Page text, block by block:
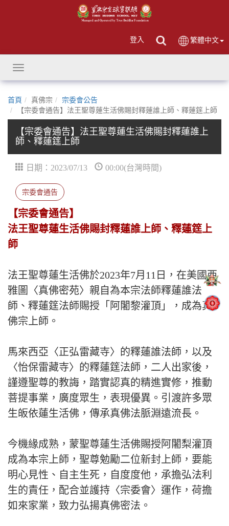
登入 繁體中文
Toggle
navigation
首頁 真佛宗
宗委會公告
【宗委會通告】法王聖尊蓮生活佛賜封釋蓮誰上師、釋蓮筳上師
【宗委會通告】法王聖尊蓮生活佛賜封釋蓮誰上
師、釋蓮筳上師
日期：2023/07/13 00:00(台灣時間)
宗委會通告
【宗委會通告】
法王聖尊蓮生活佛賜封釋蓮誰上師、釋蓮筳上
師
法王聖尊蓮生活佛於2023年7月11日，在美國西
雅圖〈真佛密苑〉親自為本宗法師釋蓮誰法
師、釋蓮筳法師賜授「阿闍黎灌頂」，成為真
佛宗上師。
馬來西亞〈正弘雷藏寺〉的釋蓮誰法師，以及
〈怡保雷藏寺〉的釋蓮筳法師，二人出家後，
謹遵聖尊的教誨，踏實認真的精進實修，推動
菩提事業，廣度眾生，表現優異。引渡許多眾
生皈依蓮生活佛，傳承真佛法脈淵遠流長。
今機緣成熟，蒙聖尊蓮生活佛賜授阿闍梨灌頂
成為本宗上師，聖尊勉勵二位新封上師，要能
明心見性、自主生死，自度度他，承擔弘法利
生的責任，配合並護持〈宗委會〉運作，荷擔
如來家業，致力弘揚真佛密法。